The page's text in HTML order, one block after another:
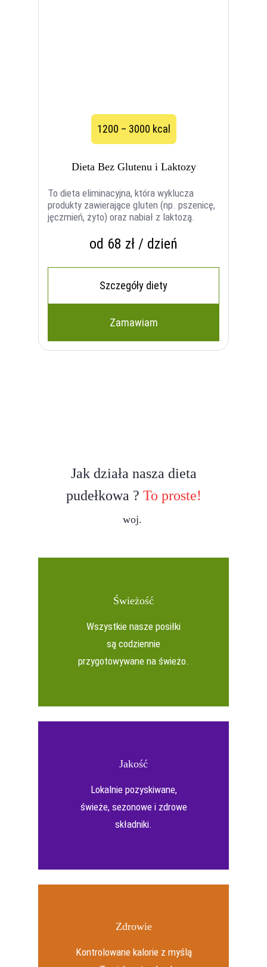
1200 – 3000 kcal
Dieta Bez Glutenu i Laktozy
To dieta eliminacyjna, która wyklucza
produkty zawierające gluten (np. pszenicę,
jęczmień, żyto) oraz nabiał z laktozą.
od 68 zł / dzień
Szczegóły diety
Zamawiam
Jak działa nasza dieta
pudełkowa ? To proste!
woj.
Świeżość
Wszystkie nasze posiłki
są codziennie
przygotowywane na świeżo.
Jakość
Lokalnie pozyskiwane,
świeże, sezonowe i zdrowe
składniki.
Zdrowie
Kontrolowane kalorie z myślą